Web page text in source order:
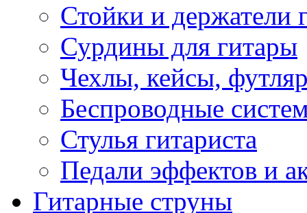
Стойки и держатели
Сурдины для гитары
Чехлы, кейсы,
Беспроводные
Стулья гитариста
Педали эффектов и
Гитарные струны